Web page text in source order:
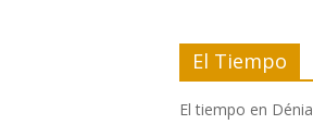
El Tiempo
El tiempo en Dénia